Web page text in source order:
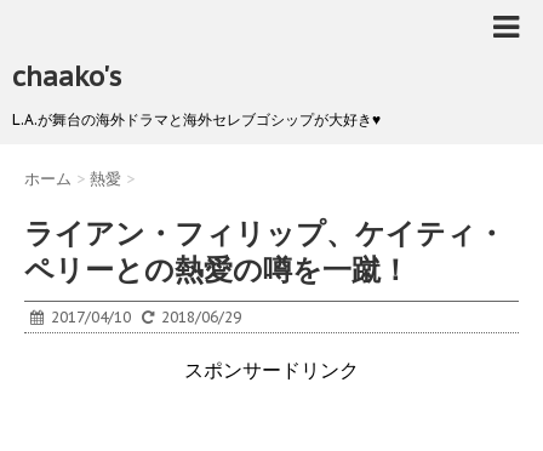
chaako's
L.A.が舞台の海外ドラマと海外セレブゴシップが大好き♥
ホーム > 熱愛 >
ライアン・フィリップ、ケイティ・
ペリーとの熱愛の噂を一蹴！
2017/04/10 2018/06/29
スポンサードリンク